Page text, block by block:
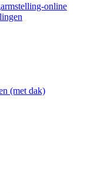
online
(met dak)